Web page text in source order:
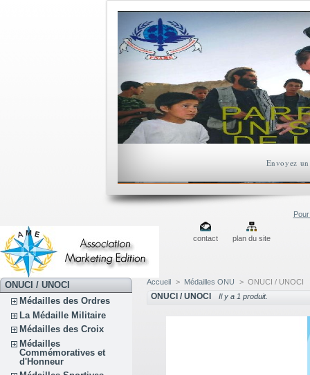
Envoyez
contact plan du site
ONUCI / UNOCI
Médailles des Ordres
La Médaille Militaire
Médailles des Croix
Médailles
Commémoratives et
d'Honneur
Accueil > Médailles ONU > ONUCI / UNOCI
ONUCI / UNOCI Il y a 1 produit.